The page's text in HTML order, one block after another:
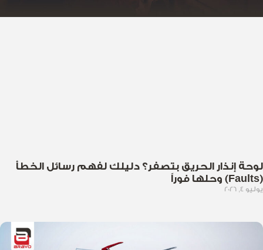
لوحة إنذار الحريق بتصفر؟ دليلك لفهم رسائل الخطأ
(Faults) وحلها فوراً
يوليو 4, 2026